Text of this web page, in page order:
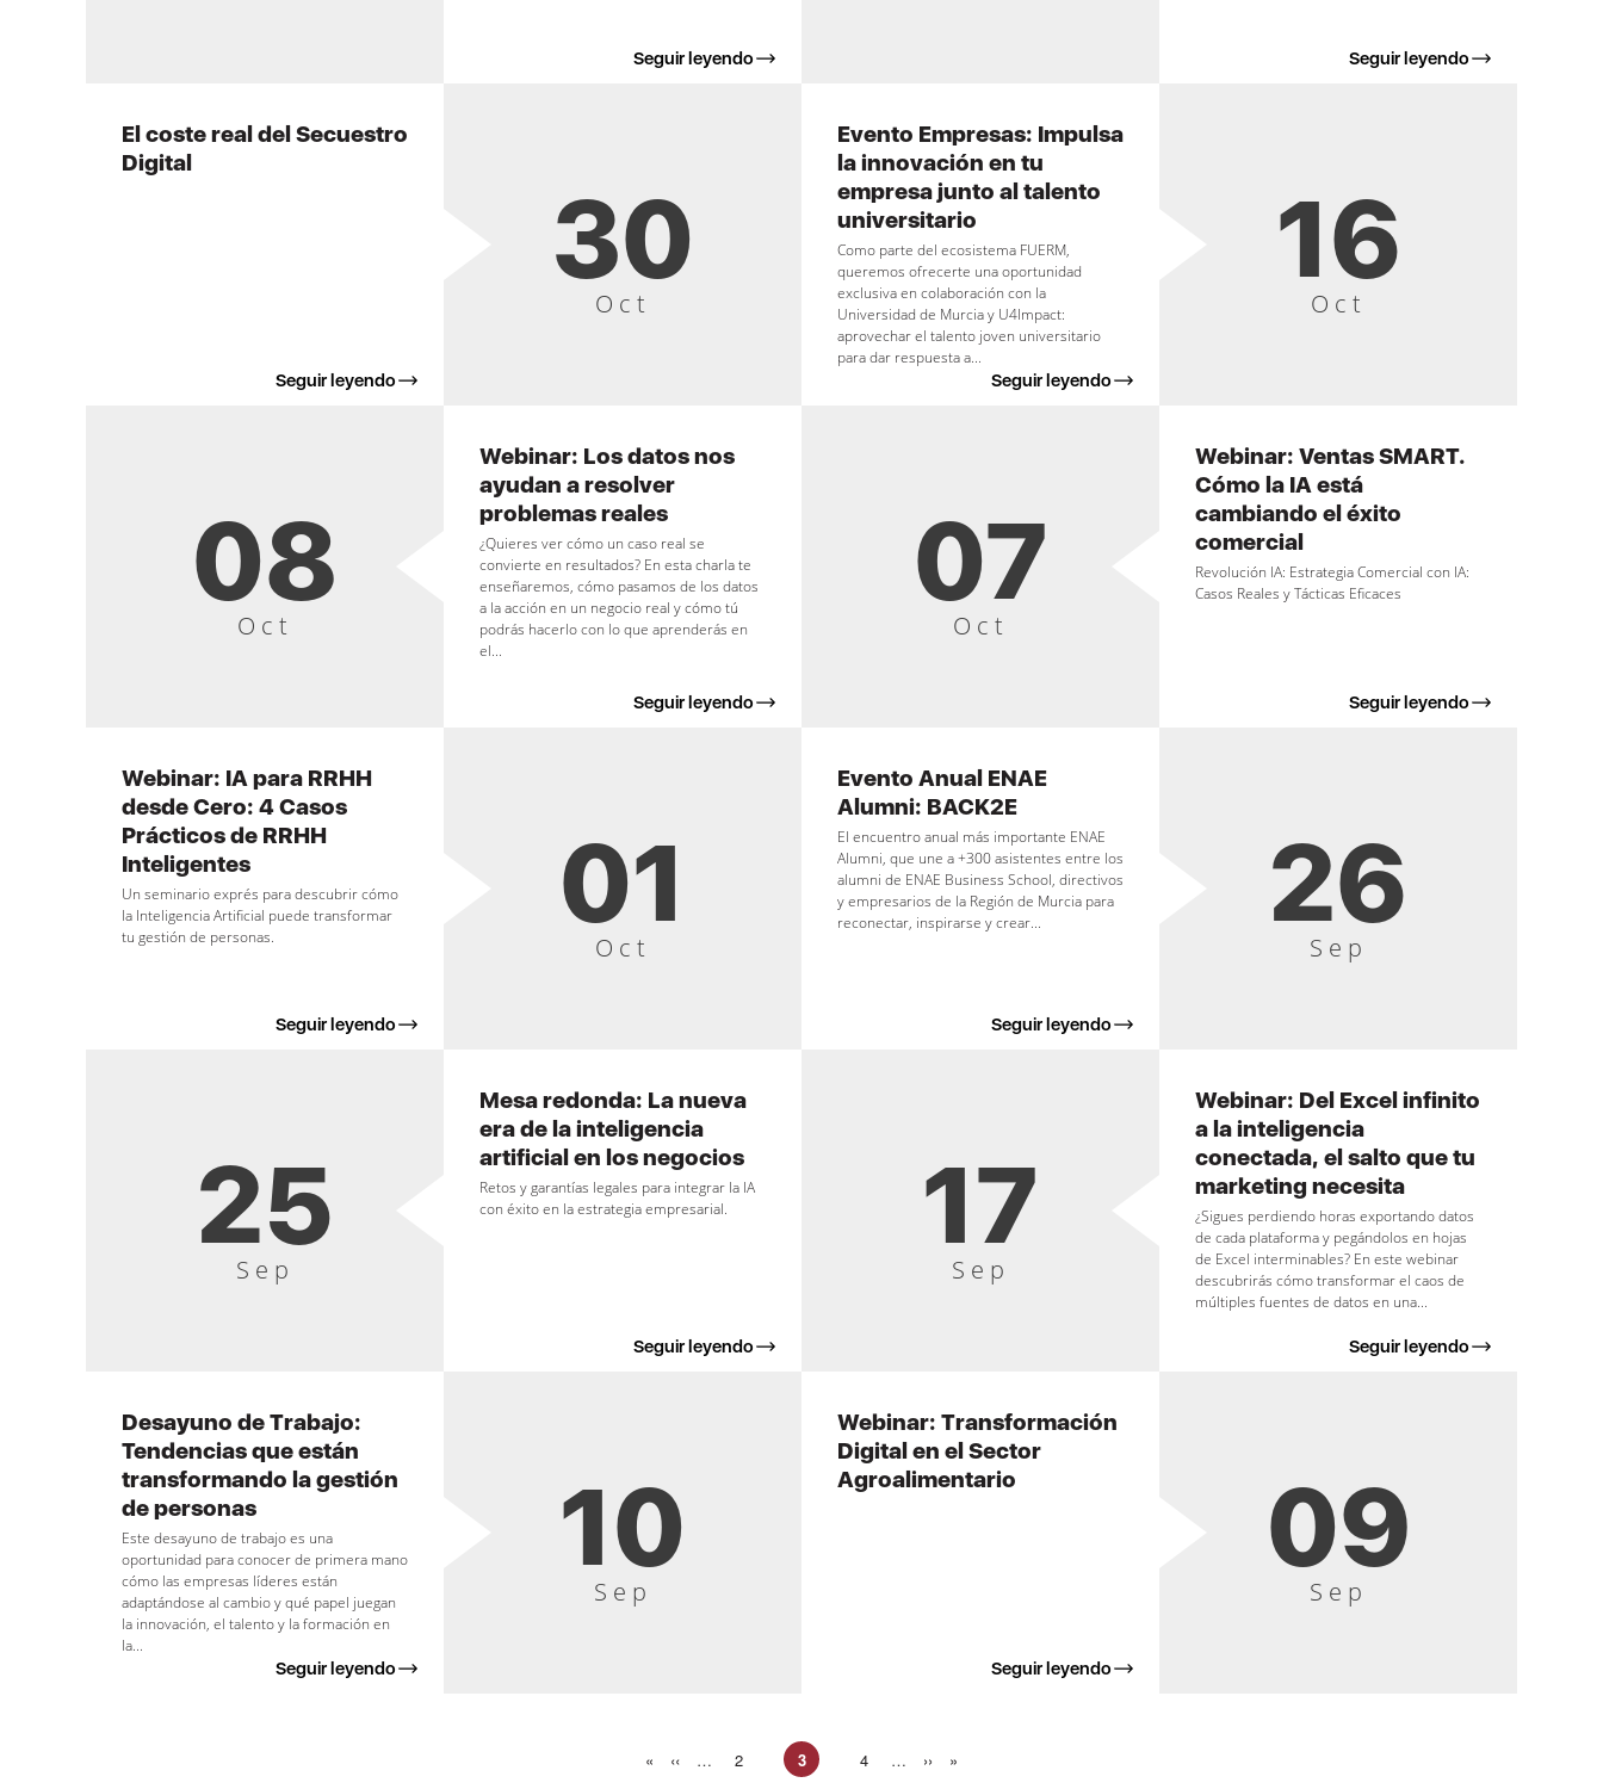
Seguir leyendo Seguir leyendo
30
Oct
El coste real del Secuestro
Digital
Seguir leyendo
16
Oct
Evento Empresas: Impulsa
la innovación en tu
empresa junto al talento
universitario
Como parte del ecosistema FUERM,
queremos ofrecerte una oportunidad
exclusiva en colaboración con la
Universidad de Murcia y U4Impact:
aprovechar el talento joven universitario
para dar respuesta a...
Seguir leyendo
08
Oct
Webinar: Los datos nos
ayudan a resolver
problemas reales
¿Quieres ver cómo un caso real se
convierte en resultados? En esta charla te
enseñaremos, cómo pasamos de los datos
a la acción en un negocio real y cómo tú
podrás hacerlo con lo que aprenderás en
el...
Seguir leyendo
07
Oct
Webinar: Ventas SMART.
Cómo la IA está
cambiando el éxito
comercial
Revolución IA: Estrategia Comercial con IA:
Casos Reales y Tácticas Eficaces
Seguir leyendo
01
Oct
Webinar: IA para RRHH
desde Cero: 4 Casos
Prácticos de RRHH
Inteligentes
Un seminario exprés para descubrir cómo
la Inteligencia Artificial puede transformar
tu gestión de personas.
Seguir leyendo
26
Sep
Evento Anual ENAE
Alumni: BACK2E
El encuentro anual más importante ENAE
Alumni, que une a +300 asistentes entre los
alumni de ENAE Business School, directivos
y empresarios de la Región de Murcia para
reconectar, inspirarse y crear...
Seguir leyendo
25
Sep
Mesa redonda: La nueva
era de la inteligencia
artificial en los negocios
Retos y garantías legales para integrar la IA
con éxito en la estrategia empresarial.
Seguir leyendo
17
Sep
Webinar: Del Excel infinito
a la inteligencia
conectada, el salto que tu
marketing necesita
¿Sigues perdiendo horas exportando datos
de cada plataforma y pegándolos en hojas
de Excel interminables? En este webinar
descubrirás cómo transformar el caos de
múltiples fuentes de datos en una...
Seguir leyendo
10
Sep
Desayuno de Trabajo:
Tendencias que están
transformando la gestión
de personas
Este desayuno de trabajo es una
oportunidad para conocer de primera mano
cómo las empresas líderes están
adaptándose al cambio y qué papel juegan
la innovación, el talento y la formación en
la...
Seguir leyendo
09
Sep
Webinar: Transformación
Digital en el Sector
Agroalimentario
Seguir leyendo
Primera
«
Página
‹‹ … Página
2 Página
3 Página
4 …
Siguiente
››
Última
»